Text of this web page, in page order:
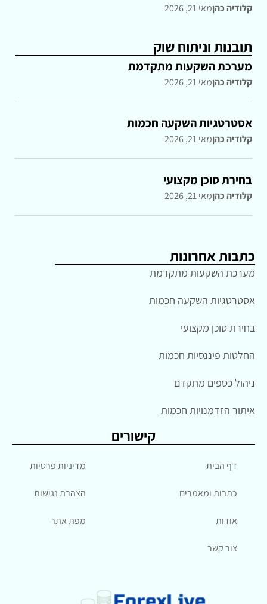
קלודיה כהןמאי 21, 2026
תובנות וניתוח שוק
מערכת השקעות מתקדמת
קלודיה כהןמאי 21, 2026
אסטרטגיות השקעה חכמות
קלודיה כהןמאי 21, 2026
בחירת סוכן מקצועי
קלודיה כהןמאי 21, 2026
כתבות אחרונות
מערכת השקעות מתקדמת
אסטרטגיות השקעה חכמות
בחירת סוכן מקצועי
החלטות פיננסיות חכמות
ניהול כספים מתקדם
איתור הזדמנויות חכמות
קישורים
דף הבית
כתבות ומאמרים
אודות
צור קשר
מדיניות פרטיות
הצהרת נגישות
מפת אתר